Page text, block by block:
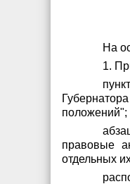
На
1.
положений";
правовые
отдельных